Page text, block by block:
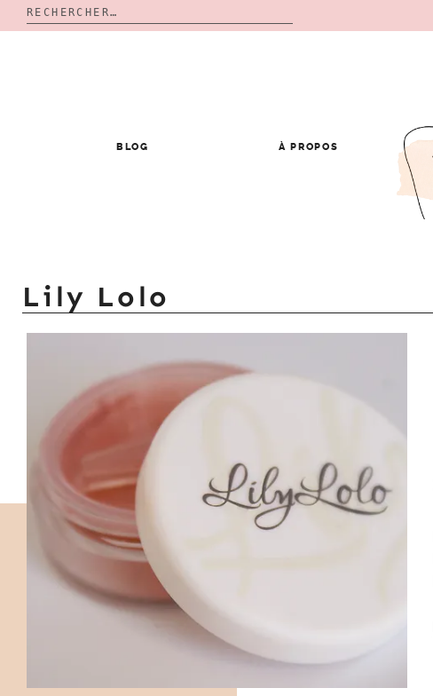
Rechercher :
BLOG À PROPOS
Lily Lolo